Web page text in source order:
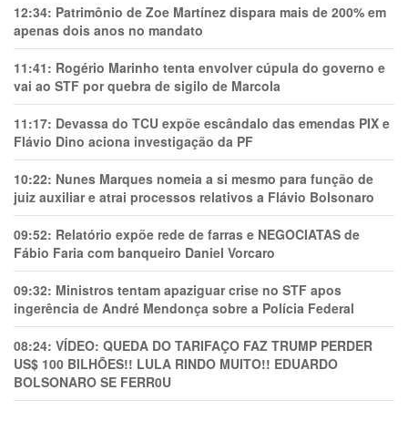
12:34: Patrimônio de Zoe Martínez dispara mais de 200% em
apenas dois anos no mandato
11:41: Rogério Marinho tenta envolver cúpula do governo e
vai ao STF por quebra de sigilo de Marcola
11:17: Devassa do TCU expõe escândalo das emendas PIX e
Flávio Dino aciona investigação da PF
10:22: Nunes Marques nomeia a si mesmo para função de
juiz auxiliar e atrai processos relativos a Flávio Bolsonaro
09:52: Relatório expõe rede de farras e NEGOCIATAS de
Fábio Faria com banqueiro Daniel Vorcaro
09:32: Ministros tentam apaziguar crise no STF apos
ingerência de André Mendonça sobre a Polícia Federal
08:24: VÍDEO: QUEDA DO TARIFAÇO FAZ TRUMP PERDER
US$ 100 BILHÕES!! LULA RINDO MUITO!! EDUARDO
BOLSONARO SE FERR0U